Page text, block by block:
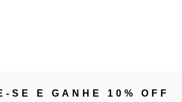
SE E GANHE 10% OFF